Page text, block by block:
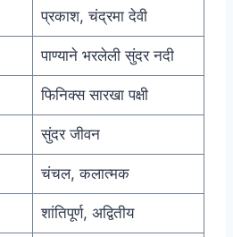
प्रकाश, चंद्रमा देवी
पाण्याने भरलेली सुंदर नदी
फिनिक्स सारखा पक्षी
सुंदर जीवन
चंचल, कलात्मक
शांतिपूर्ण, अद्वितीय